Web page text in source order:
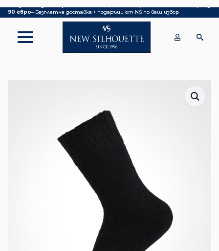
90 евро– Безплатна доставка + подаръци от NS по ваш избор